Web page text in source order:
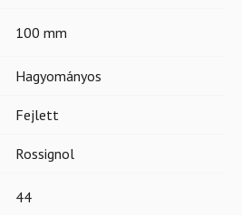
100 mm
Hagyományos
Fejlett
Rossignol
44